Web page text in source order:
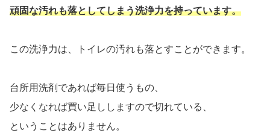
頑固な汚れも落としてしまう洗浄力を持っています。
この洗浄力は、トイレの汚れも落とすことができます。
台所用洗剤であれば毎日使うもの、
少なくなれば買い足ししますので切れている、
ということはありません。